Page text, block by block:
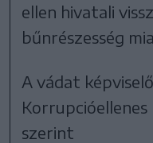
ellen hivatali
bűnrészesség
A vádat
szerint